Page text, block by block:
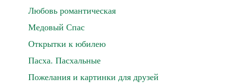
Любовь романтическая
Медовый Спас
Открытки к юбилею
Пасха. Пасхальные
Пожелания и картинки для друзей